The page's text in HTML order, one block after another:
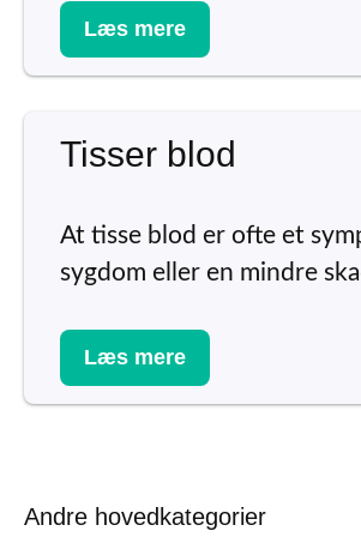
Læs mere
Tisser blod
At tisse blod er ofte et
sygdom eller en mindre
Læs mere
Andre hovedkategorier